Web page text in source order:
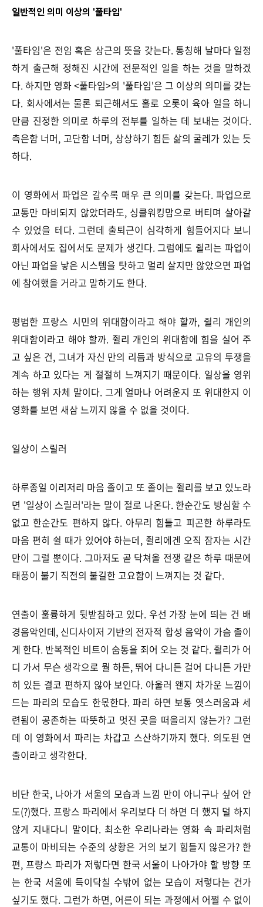
일반적인 의미 이상의 '풀타임'
'풀타임'은 전임 혹은 상근의 뜻을 갖는다. 통칭해 날마다 일정
하게 출근해 정해진 시간에 전문적인 일을 하는 것을 말하겠
다. 하지만 영화 <풀타임>의 '풀타임'은 그 이상의 의미를 갖는
다. 회사에서는 물론 퇴근해서도 홀로 오롯이 육아 일을 하니
만큼 진정한 의미로 하루의 전부를 일하는 데 보내는 것이다.
측은함 너머, 고단함 너머, 상상하기 힘든 삶의 굴레가 있는 듯
하다.
이 영화에서 파업은 갈수록 매우 큰 의미를 갖는다. 파업으로
교통만 마비되지 않았더라도, 싱클워킹맘으로 버티며 살아갈
수 있었을 테다. 그런데 출퇴근이 심각하게 힘들어지다 보니
회사에서도 집에서도 문제가 생긴다. 그럼에도 쥘리는 파업이
아닌 파업을 낳은 시스템을 탓하고 멀리 살지만 않았으면 파업
에 참여했을 거라고 말하기도 한다.
평범한 프랑스 시민의 위대함이라고 해야 할까, 쥘리 개인의
위대함이라고 해야 할까. 쥘리 개인의 위대함에 힘을 실어 주
고 싶은 건, 그녀가 자신 만의 리듬과 방식으로 고유의 투쟁을
계속 하고 있다는 게 절절히 느껴지기 때문이다. 일상을 영위
하는 행위 자체 말이다. 그게 얼마나 어려운지 또 위대한지 이
영화를 보면 새삼 느끼지 않을 수 없을 것이다.
일상이 스릴러
하루종일 이리저리 마음 졸이고 또 졸이는 쥘리를 보고 있노라
면 '일상이 스릴러'라는 말이 절로 나온다. 한순간도 방심할 수
없고 한순간도 편하지 않다. 아무리 힘들고 피곤한 하루라도
마음 편히 쉴 때가 있어야 하는데, 쥘리에겐 오직 잠자는 시간
만이 그럴 뿐이다. 그마저도 곧 닥쳐올 전쟁 같은 하루 때문에
태풍이 불기 직전의 불길한 고요함이 느껴지는 것 같다.
연출이 훌륭하게 뒷받침하고 있다. 우선 가장 눈에 띄는 건 배
경음악인데, 신디사이저 기반의 전자적 합성 음악이 가슴 졸이
게 한다. 반복적인 비트이 숨통을 죄어 오는 것 같다. 쥘리가 어
디 가서 무슨 생각으로 뭘 하든, 뛰어 다니든 걸어 다니든 가만
히 있든 결코 편하지 않아 보인다. 아울러 왠지 차가운 느낌이
드는 파리의 모습도 한몫한다. 파리 하면 보통 옛스러움과 세
련됨이 공존하는 따뜻하고 멋진 곳을 떠올리지 않는가? 그런
데 이 영화에서 파리는 차갑고 스산하기까지 했다. 의도된 연
출이라고 생각한다.
비단 한국, 나아가 서울의 모습과 느낌 만이 아니구나 싶어 안
도(?)했다. 프랑스 파리에서 우리보다 더 하면 더 했지 덜 하지
않게 지내다니 말이다. 최소한 우리나라는 영화 속 파리처럼
교통이 마비되는 수준의 상황은 거의 보기 힘들지 않은가? 한
편, 프랑스 파리가 저렇다면 한국 서울이 나아가야 할 방향 또
는 한국 서울에 득이닥칠 수밖에 없는 모습이 저렇다는 건가
싶기도 했다. 그런가 하면, 어른이 되는 과정에서 어쩔 수 없이